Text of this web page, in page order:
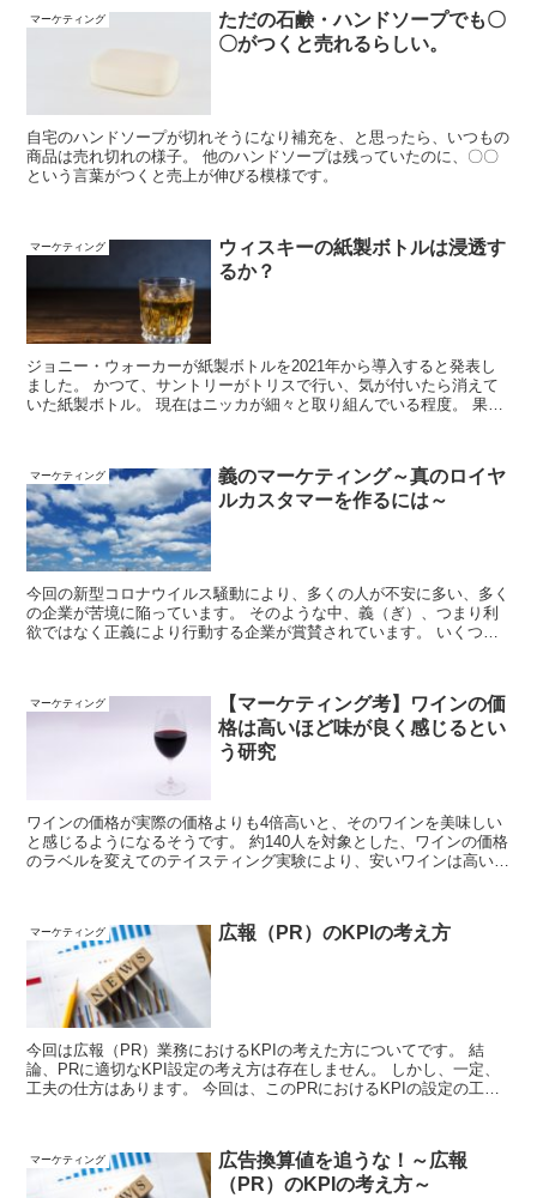
マーケティング
ただの石鹸・ハンドソープでも〇
〇がつくと売れるらしい。
自宅のハンドソープが切れそうになり補充を、と思ったら、いつもの
商品は売れ切れの様子。 他のハンドソープは残っていたのに、〇〇
という言葉がつくと売上が伸びる模様です。
マーケティング
ウィスキーの紙製ボトルは浸透す
るか？
ジョニー・ウォーカーが紙製ボトルを2021年から導入すると発表し
ました。 かつて、サントリーがトリスで行い、気が付いたら消えて
いた紙製ボトル。 現在はニッカが細々と取り組んでいる程度。 果た
マーケティング
義のマーケティング～真のロイヤ
ルカスタマーを作るには～
今回の新型コロナウイルス騒動により、多くの人が不安に多い、多く
の企業が苦境に陥っています。 そのような中、義（ぎ）、つまり利
欲ではなく正義により行動する企業が賞賛されています。 いくつか
マーケティング
【マーケティング考】ワインの価
格は高いほど味が良く感じるとい
う研究
ワインの価格が実際の価格よりも4倍高いと、そのワインを美味しい
と感じるようになるそうです。 約140人を対象とした、ワインの価格
のラベルを変えてのテイスティング実験により、安いワインは高い値
マーケティング 広報（PR）のKPIの考え方
今回は広報（PR）業務におけるKPIの考えた方についてです。 結
論、PRに適切なKPI設定の考え方は存在しません。 しかし、一定、
工夫の仕方はあります。 今回は、このPRにおけるKPIの設定の工
マーケティング
広告換算値を追うな！～広報
（PR）のKPIの考え方～